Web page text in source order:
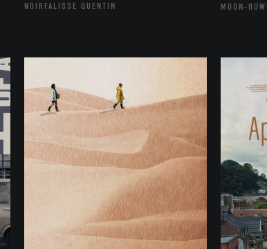
NOIRFALISSE QUENTIN
MOON-